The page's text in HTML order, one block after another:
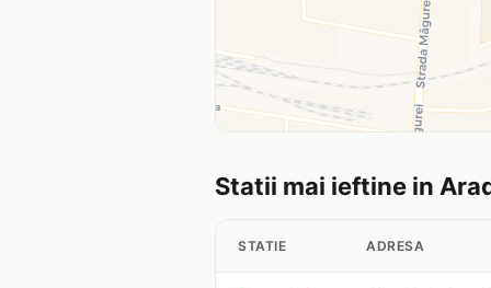
Statii mai ieftine in
STATIE ADRESA